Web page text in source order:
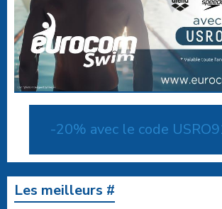
-20% avec le code
Les meilleurs #